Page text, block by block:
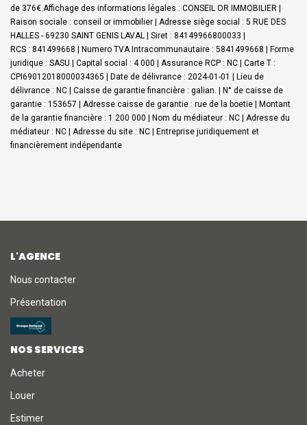
de 376€. Affichage des informations légales : CONSEIL OR IMMOBILIER |
Raison sociale : conseil or immobilier | Adresse siège social : 5 RUE DES
HALLES - 69230 SAINT GENIS LAVAL | Siret : 84149966800033 |
RCS : 841499668 | Numero TVA Intracommunautaire : 5841499668 | Forme
juridique : SASU | Capital social : 4 000 | Assurance RCP : NC | Carte T :
CPI69012018000034365 | Date de délivrance : 2024-01-01 | Lieu de
délivrance : NC | Caisse de garantie financière : galian. | N° de caisse de
garantie : 153657 | Adresse caisse de garantie : rue de la boetie | Montant
de la garantie financière : 1 200 000 | Nom du médiateur : NC | Adresse du
médiateur : NC | Adresse du site : NC | Entreprise juridiquement et
financièrement indépendante
L'AGENCE
Nous contacter
Présentation
NOS SERVICES
Acheter
Louer
Estimer